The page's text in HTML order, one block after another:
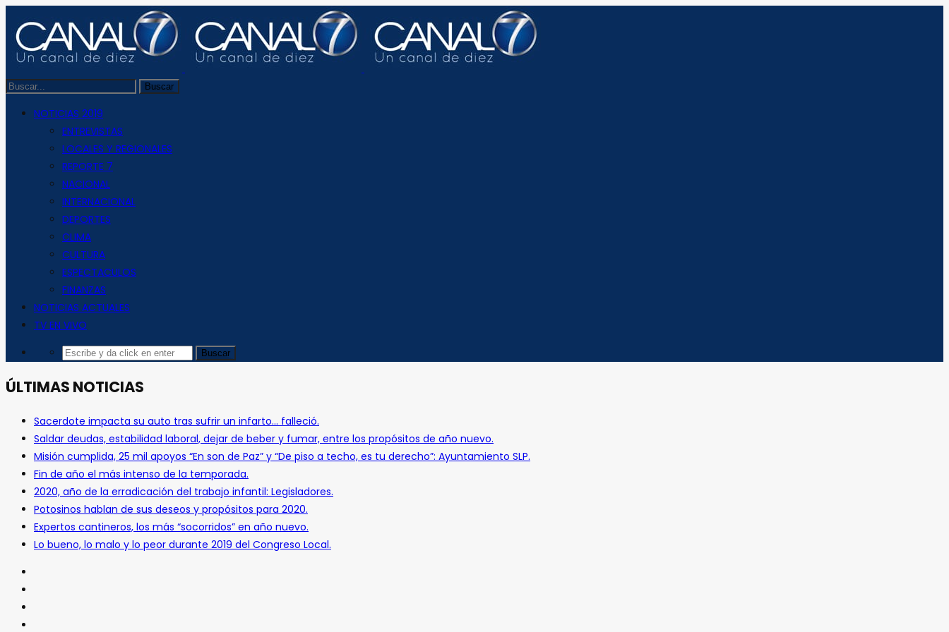
NOTICIAS 2019
ENTREVISTAS
LOCALES Y REGIONALES
REPORTE 7
NACIONAL
INTERNACIONAL
DEPORTES
CLIMA
CULTURA
ESPECTACULOS
FINANZAS
NOTICIAS ACTUALES
TV EN VIVO
ÚLTIMAS NOTICIAS
Sacerdote impacta su auto tras sufrir un infarto… falleció.
Saldar deudas, estabilidad laboral, dejar de beber y fumar, entre los propósitos de año nuevo.
Misión cumplida, 25 mil apoyos “En son de Paz” y “De piso a techo, es tu derecho”: Ayuntamiento SLP.
Fin de año el más intenso de la temporada.
2020, año de la erradicación del trabajo infantil: Legisladores.
Potosinos hablan de sus deseos y propósitos para 2020.
Expertos cantineros, los más “socorridos” en año nuevo.
Lo bueno, lo malo y lo peor durante 2019 del Congreso Local.